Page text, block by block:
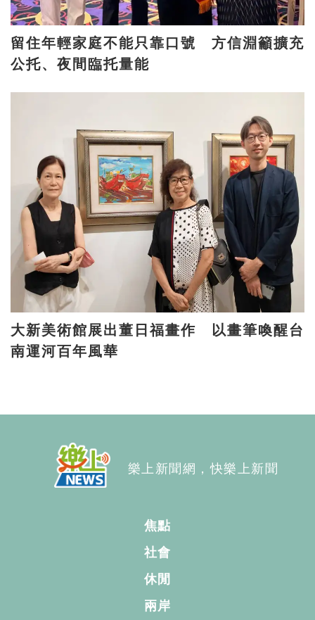
留住年輕家庭不能只靠口號 方信淵籲擴充
公托、夜間臨托量能
大新美術館展出董日福畫作 以畫筆喚醒台
南運河百年風華
樂上新聞網，快樂上新聞
焦點
社會
休閒
兩岸